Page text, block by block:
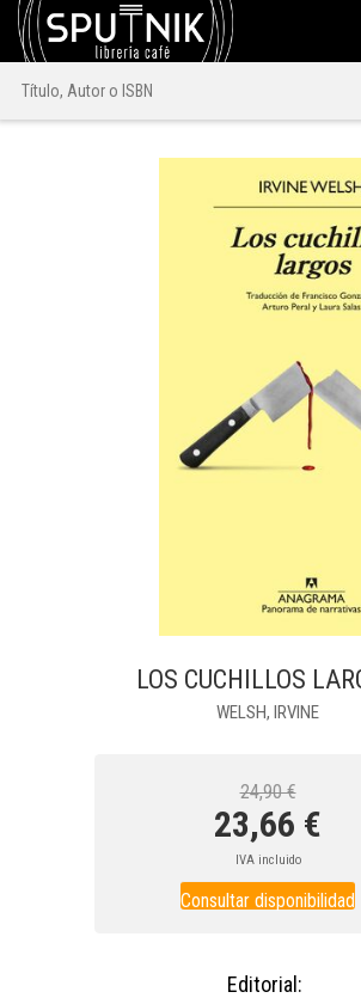
LOS CUCHILLOS
WELSH, IRVINE
24,90 €
23,66 €
IVA incluido
Consultar disponibilidad
Editorial: